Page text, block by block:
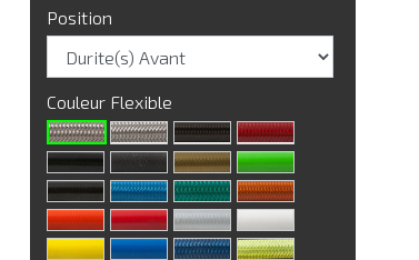
Position
Couleur Flexible